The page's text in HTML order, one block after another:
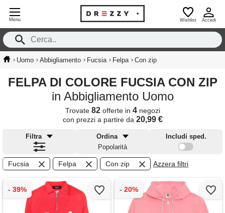
Menu Wishlist Accedi
› Uomo › Abbigliamento › Fucsia › Felpa › Con zip
FELPA DI COLORE FUCSIA CON ZIP
in Abbigliamento Uomo
Trovate 82offerte in 4negozi
con prezzi a partire da 20,99 €
Filtra
Ordina
Popolarità
Includi sped.
Fucsia Felpa Con zip Azzera filtri